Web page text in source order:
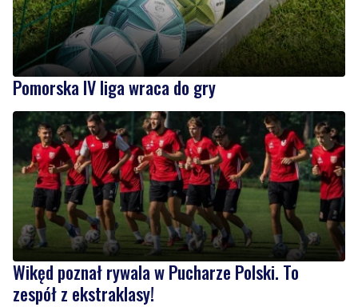
Pomorska IV liga wraca do gry
Wikęd poznał rywala w Pucharze Polski. To
zespół z ekstraklasy!